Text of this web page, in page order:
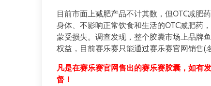
目前市面上减肥产品不计其数，但OTC减肥
身体、不影响正常饮食和生活的OTC减肥药
蒙受损失。调查发现，整个胶囊市场上品牌
权益，目前赛乐赛只能通过赛乐赛官网销售(
凡是在赛乐赛官网售出的赛乐赛胶囊，如有
督！